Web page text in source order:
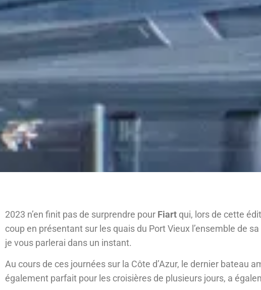
2023 n’en finit pas de surprendre pour Fiart qui, lors de cette
coup en présentant sur les quais du Port Vieux l’ensemble de
je vous parlerai dans un instant.
Au cours de ces journées sur la Côte d’Azur, le dernier bateau
également parfait pour les croisières de plusieurs jours, a